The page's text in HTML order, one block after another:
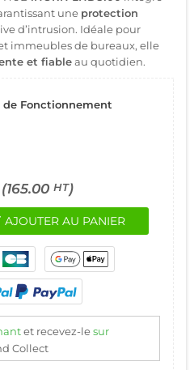
une protection
d’intrusion. Idéale pour
immeubles de bureaux, elle
et fiableau quotidien.
de Fonctionnement
(165.00 HT)
AJOUTER AU PANIER
et recevez-lesur
Collect